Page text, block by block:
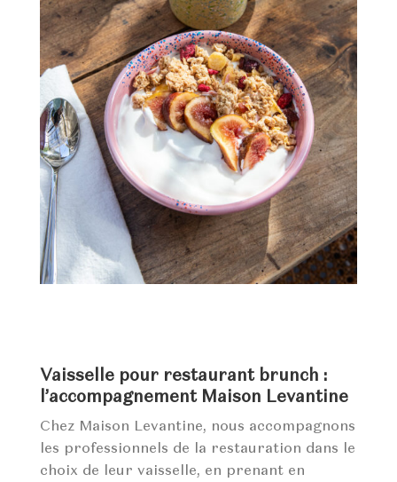
Vaisselle pour restaurant brunch :
l’accompagnement Maison Levantine
Chez Maison Levantine, nous accompagnons
les professionnels de la restauration dans le
choix de leur vaisselle, en prenant en